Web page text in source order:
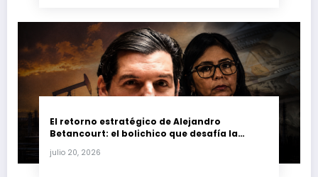
El retorno estratégico de Alejandro
Betancourt: el bolichico que desafía la
petrolera venezolana
julio 20, 2026